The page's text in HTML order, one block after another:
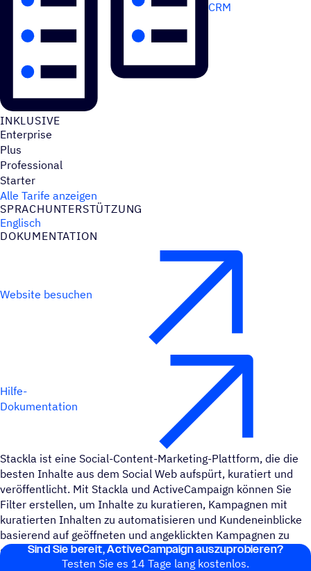
CRM
INKLU­SIVE
Enterprise
Plus
Professional
Starter
Alle Tarife anzeigen
SPRACH­UN­TER­STÜT­ZUNG
Englisch
DOKU­MEN­TA­TION
Website besuchen
Hilfe-
Dokumentation
Stackla ist eine Social-Content-Marketing-Plattform, die die
besten Inhalte aus dem Social Web aufspürt, kuratiert und
veröffentlicht. Mit Stackla und ActiveCampaign können Sie
Filter erstellen, um Inhalte zu kuratieren, Kampagnen mit
kuratierten Inhalten zu automatisieren und Kundeneinblicke
basierend auf geöffneten und angeklickten Kampagnen zu
gewinnen, um zukünftige Kampagnen zu erstellen.
Sind Sie bereit, ActiveCampaign auszuprobieren?
Testen Sie es 14 Tage lang kostenlos.